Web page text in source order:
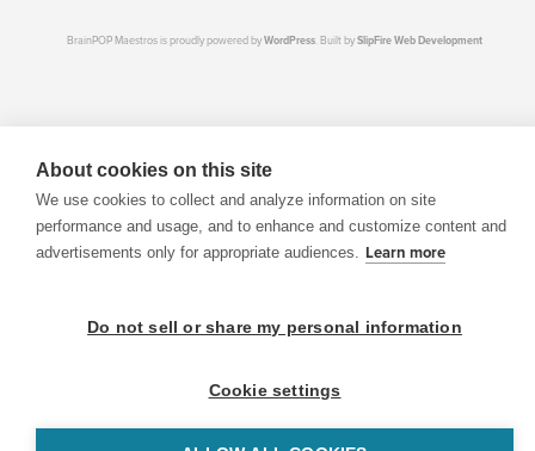
BrainPOP Maestros is proudly powered byWordPress. Built bySlipFire Web Development
About cookies on this site
We use cookies to collect and analyze information on site
performance and usage, and to enhance and customize content and
advertisements only for appropriate audiences. Learn more
Do not sell or share my personal information
Cookie settings